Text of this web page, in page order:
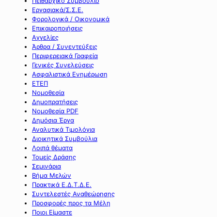
Εργασιακά/Σ.Σ.Ε.
Φορολογικά / Οικονομικά
Επικαιροποιήσεις
Αγγελίες
Άρθρα / Συνεντεύξεις
Περιφερειακά Γραφεία
Γενικές Συνελεύσεις
Ασφαλιστικά Ενημέρωση
ΕΤΕΠ
Νομοθεσία
Δημοπρατήσεις
Νομοθεσία PDF
Δημόσια Έργα
Αναλυτικά Τιμολόγια
Διοικητικά Συμβούλια
Λοιπά θέματα
Τομείς Δράσης
Σεμινάρια
Βήμα Μελών
Πρακτικά Ε.Δ.Τ.Δ.Ε.
Συντελεστές Αναθεώρησης
Προσφορές προς τα Μέλη
Ποιοι Είμαστε